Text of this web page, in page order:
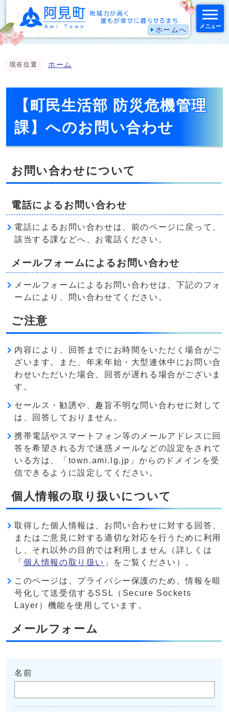
ホームへ メニュー
現在位置 ホーム
【町民生活部 防災危機管理
課】へのお問い合わせ
お問い合わせについて
電話によるお問い合わせ
電話によるお問い合わせは、前のページに戻って、
該当する課などへ、お電話ください。
メールフォームによるお問い合わせ
メールフォームによるお問い合わせは、下記のフォ
ームにより、問い合わせてください。
ご注意
内容により、回答までにお時間をいただく場合がご
ざいます。また、年末年始・大型連休中にお問い合
わせいただいた場合、回答が遅れる場合がございま
す。
セールス・勧誘や、趣旨不明な問い合わせに対して
は、回答しておりません。
携帯電話やスマートフォン等のメールアドレスに回
答を希望される方で迷惑メールなどの設定をされて
いる方は、「town.ami.lg.jp」からのドメインを受
信できるように設定してください。
個人情報の取り扱いについて
取得した個人情報は、お問い合わせに対する回答、
またはご意見に対する適切な対応を行うために利用
し、それ以外の目的では利用しません（詳しくは
「 個人情報の取り扱い 」をご覧ください）。
このページは、プライバシー保護のため、情報を暗
号化して送受信するSSL（Secure Sockets
Layer）機能を使用しています。
メールフォーム
名前